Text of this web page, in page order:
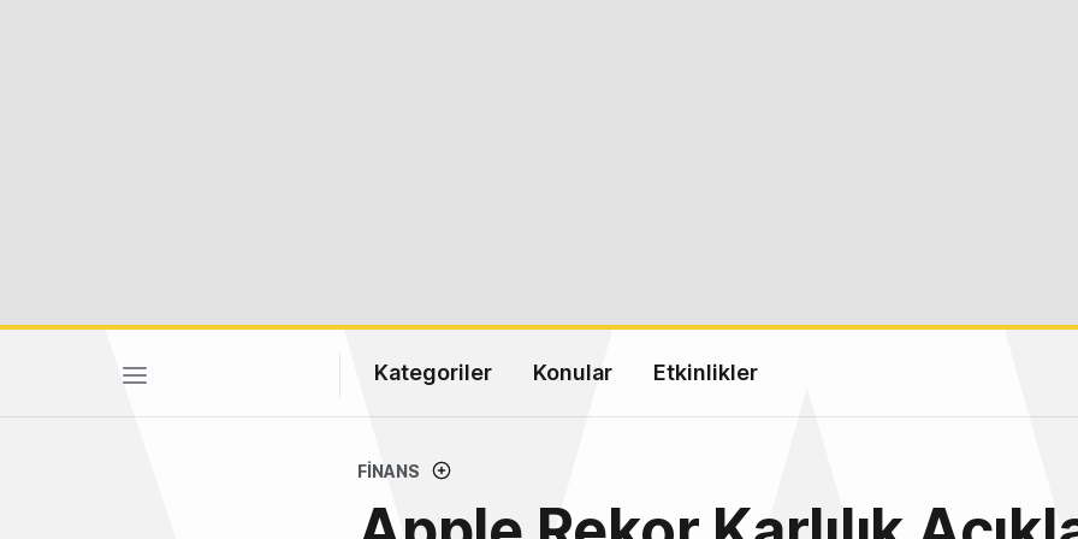
Kategoriler Konular Etkinlikler
FINANS